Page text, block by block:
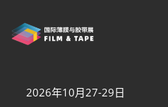
2026年10月27-29日